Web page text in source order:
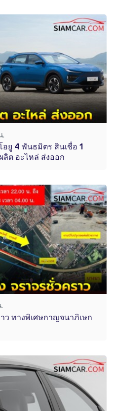
.
อยู 4 พันธมิตร สินเชื่อ 1
ต อะไหล่ ส่งออก
ว ทางพิเศษกาญจนาภิเษก